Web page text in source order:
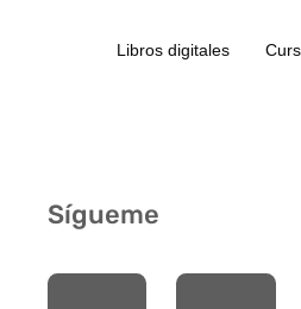
Libros digitales
Sígueme